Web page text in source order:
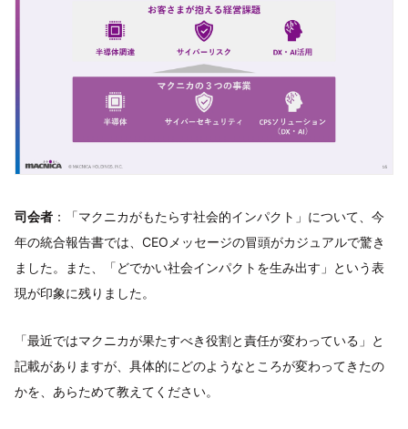
司会者 ：「マクニカがもたらす社会的インパクト」について、今
年の統合報告書では、CEOメッセージの冒頭がカジュアルで驚き
ました。また、「どでかい社会インパクトを生み出す」という表
現が印象に残りました。
「最近ではマクニカが果たすべき役割と責任が変わっている」と
記載がありますが、具体的にどのようなところが変わってきたの
かを、あらためて教えてください。